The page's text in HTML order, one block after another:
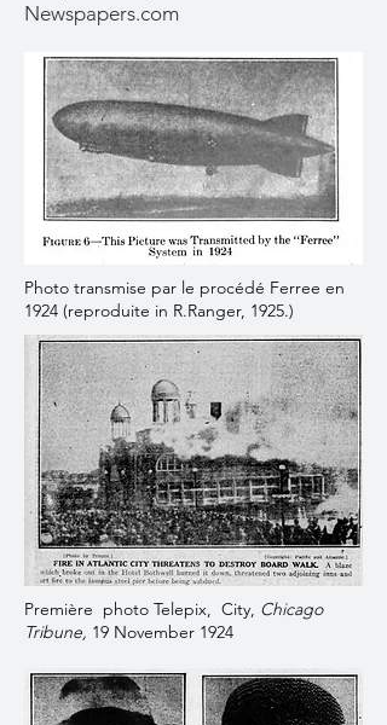
Newspapers.com
Photo transmise par le procédé Ferree en
1924 (reproduite in R.Ranger, 1925.)
Première photo Telepix, City, Chicago
Tribune, 19 November 1924